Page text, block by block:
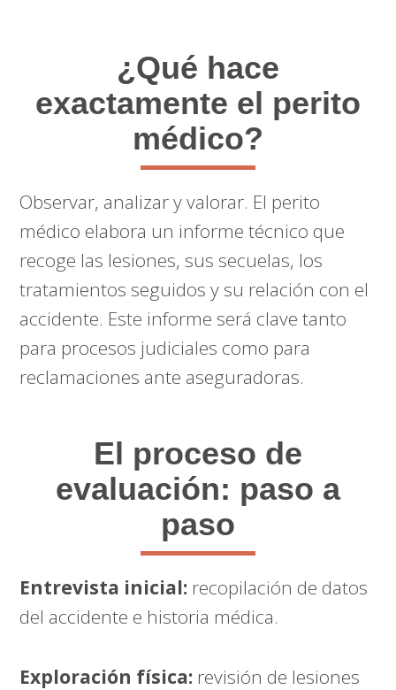
¿Qué hace
exactamente el perito
médico?
Observar, analizar y valorar. El perito
médico elabora un informe técnico que
recoge las lesiones, sus secuelas, los
tratamientos seguidos y su relación con el
accidente. Este informe será clave tanto
para procesos judiciales como para
reclamaciones ante aseguradoras.
El proceso de
evaluación: paso a
paso
Entrevista inicial: recopilación de datos
del accidente e historia médica.
Exploración física: revisión de lesiones